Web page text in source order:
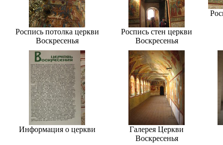
Роспись потолка церкви
Воскресенья
Роспись стен церкви
Воскресенья
Информация о церкви
Галерея Церкви
Воскресенья